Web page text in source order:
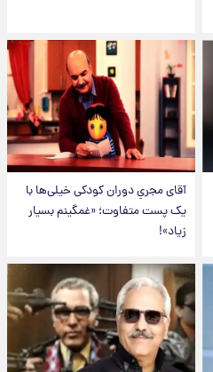
آقای مجریِ دوران کودکی خیلی‌ها با
یک پست متفاوت؛ «غمگینم بسیار
زیاد»!